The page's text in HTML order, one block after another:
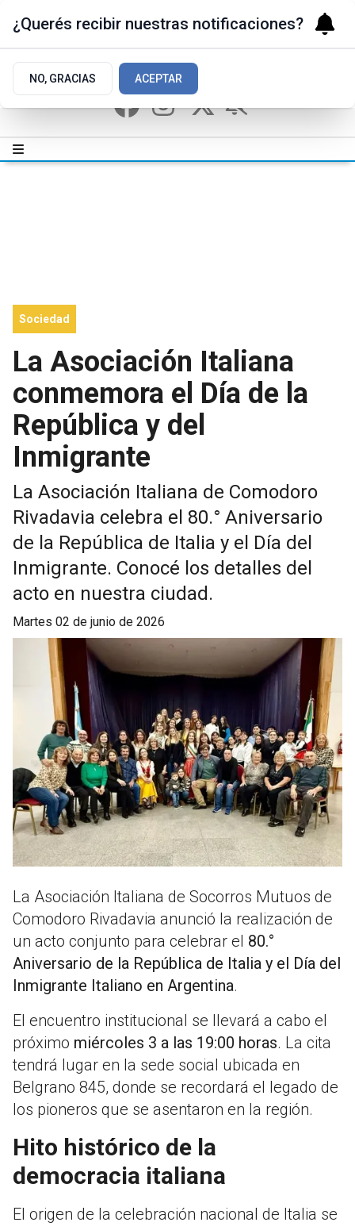
Sociedad
La Asociación Italiana
conmemora el Día de la
República y del
Inmigrante
La Asociación Italiana de Comodoro
Rivadavia celebra el 80.° Aniversario
de la República de Italia y el Día del
Inmigrante. Conocé los detalles del
acto en nuestra ciudad.
martes 02 de junio de 2026
La Asociación Italiana de Socorros Mutuos de
Comodoro Rivadavia anunció la realización de
un acto conjunto para celebrar el 80.°
Aniversario de la República de Italia y el Día del
Inmigrante Italiano en Argentina.
El encuentro institucional se llevará a cabo el
próximo miércoles 3 a las 19:00 horas. La cita
tendrá lugar en la sede social ubicada en
Belgrano 845, donde se recordará el legado de
los pioneros que se asentaron en la región.
Hito histórico de la
democracia italiana
El origen de la celebración nacional de Italia se
¿Querés recibir nuestras notificaciones?
NO, GRACIAS ACEPTAR